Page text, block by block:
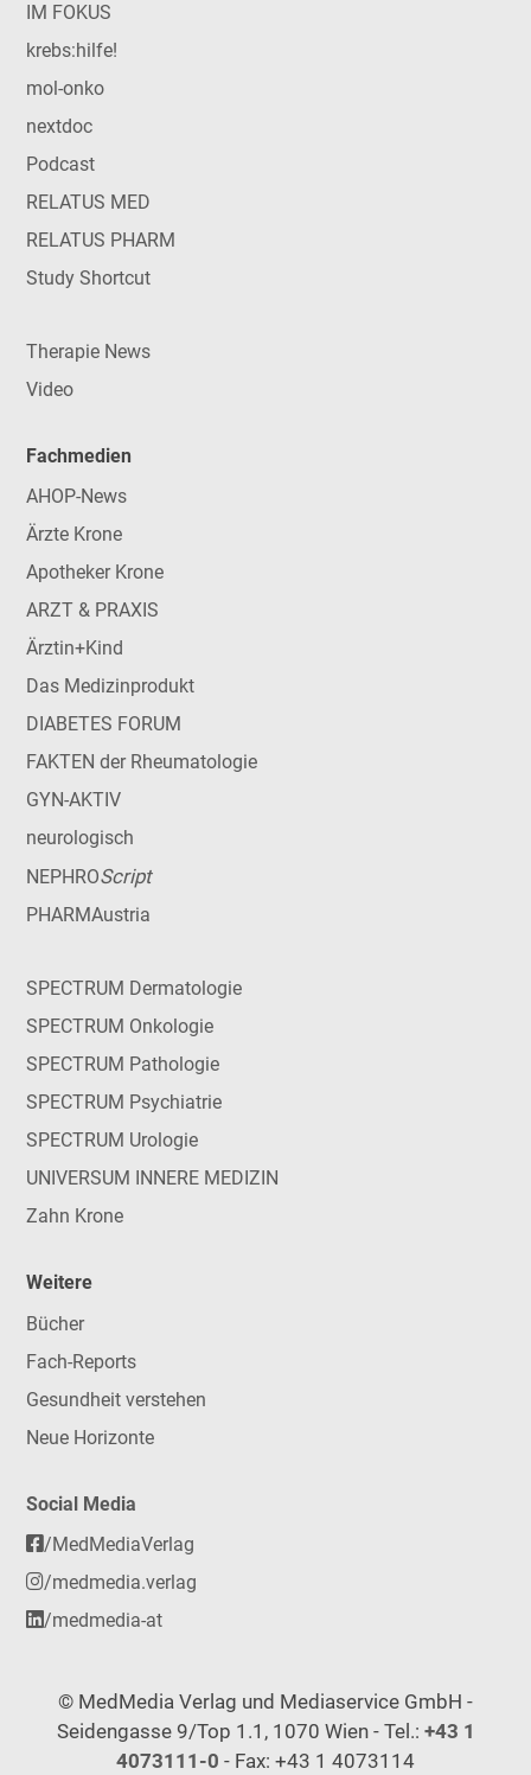
IM FOKUS
krebs:hilfe!
mol-onko
nextdoc
Podcast
RELATUS MED
RELATUS PHARM
Study Shortcut
Therapie News
Video
Fachmedien
AHOP-News
Ärzte Krone
Apotheker Krone
ARZT & PRAXIS
Ärztin+Kind
Das Medizinprodukt
DIABETES FORUM
FAKTEN der Rheumatologie
GYN-AKTIV
neurologisch
NEPHROScript
PHARMAustria
SPECTRUM Dermatologie
SPECTRUM Onkologie
SPECTRUM Pathologie
SPECTRUM Psychiatrie
SPECTRUM Urologie
UNIVERSUM INNERE MEDIZIN
Zahn Krone
Weitere
Bücher
Fach-Reports
Gesundheit verstehen
Neue Horizonte
Social Media
/MedMediaVerlag
/medmedia.verlag
/medmedia-at
© MedMedia Verlag und Mediaservice GmbH -
Seidengasse 9/Top 1.1, 1070 Wien - Tel.: +43 1
4073111-0 - Fax: +43 1 4073114